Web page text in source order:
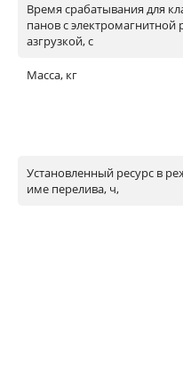
Время срабатывания для
панов с электромагнитной
азгрузкой, с
Масса, кг
Установленный ресурс в
име перелива, ч,